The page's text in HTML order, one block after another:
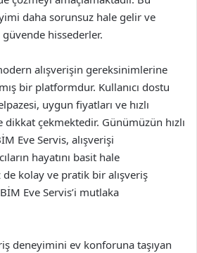
daha sorunsuz hale gelir ve
hissederler.
alışverişin gereksinimlerine
bir platformdur. Kullanıcı dostu
uygun fiyatları ve hızlı
çekmektedir. Günümüzün hızlı
Eve Servis, alışverişi
hayatını basit hale
kolay ve pratik bir alışveriş
Eve Servis’i mutlaka
deneyimini ev konforuna taşıyan